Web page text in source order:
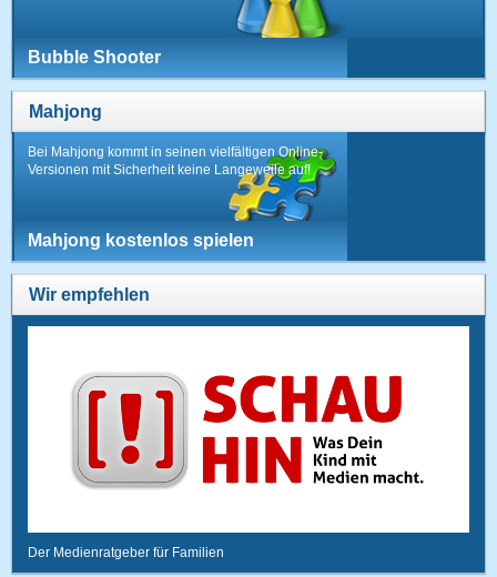
Bubble Shooter
Mahjong
Bei Mahjong kommt in seinen vielfältigen Online-
Versionen mit Sicherheit keine Langeweile auf!
Mahjong kostenlos spielen
Wir empfehlen
Der Medienratgeber für Familien